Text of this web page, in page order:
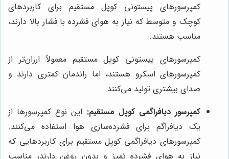
کمپرسورهای پیستونی کوپل مستقیم برای کاربردهای
کوچک و متوسط که نیاز به هوای فشرده با فشار بالا دارند،
مناسب هستند.
کمپرسورهای پیستونی کوپل مستقیم معمولاً ارزان‌تر از
کمپرسورهای اسکرو هستند، اما راندمان کمتری دارند و
صدای بیشتری تولید می‌کنند.
کمپرسور دیافراگمی کوپل مستقیم: این نوع کمپرسورها از
یک دیافراگم برای فشرده‌سازی هوا استفاده می‌کنند.
کمپرسورهای دیافراگمی کوپل مستقیم برای کاربردهایی که
نیاز به هوای فشرده تمیز و بدون روغن دارند، مناسب